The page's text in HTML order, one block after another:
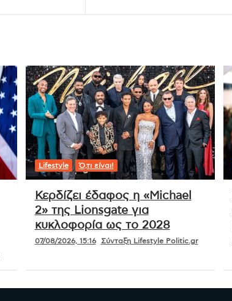
Lifestyle Ό,τι είναι!
Κερδίζει έδαφος η «Michael
2» της Lionsgate για
κυκλοφορία ως το 2028
07/08/2026, 15:16 Σύνταξη Lifestyle Politic.gr